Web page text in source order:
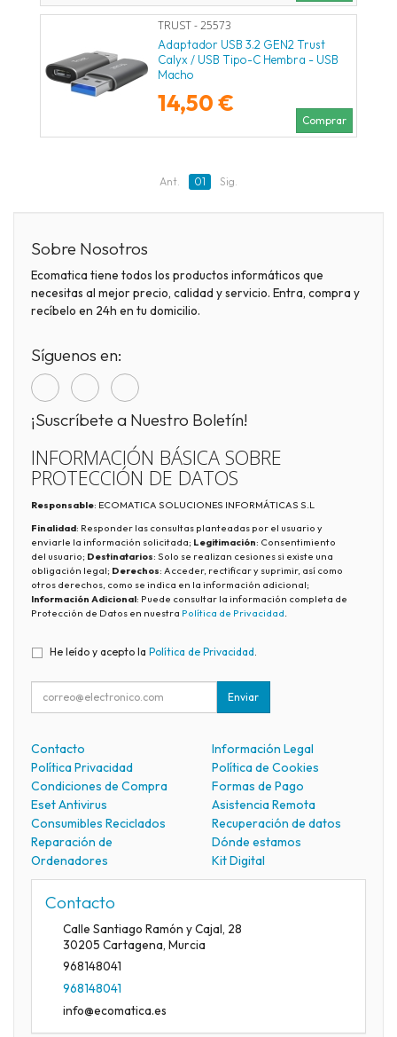
TRUST - 25573
Adaptador USB 3.2 GEN2 Trust
Calyx / USB Tipo-C Hembra - USB
Macho
14,50 €
Comprar
Ant. 01 Sig.
Sobre Nosotros
Ecomatica tiene todos los productos informáticos que
necesitas al mejor precio, calidad y servicio. Entra, compra y
recíbelo en 24h en tu domicilio.
Síguenos en:
¡Suscríbete a Nuestro Boletín!
INFORMACIÓN BÁSICA SOBRE
PROTECCIÓN DE DATOS
Responsable: ECOMATICA SOLUCIONES INFORMÁTICAS S.L
Finalidad: Responder las consultas planteadas por el usuario y
enviarle la información solicitada; Legitimación: Consentimiento
del usuario; Destinatarios: Solo se realizan cesiones si existe una
obligación legal; Derechos: Acceder, rectificar y suprimir, así como
otros derechos, como se indica en la información adicional;
Información Adicional: Puede consultar la información completa de
Protección de Datos en nuestra Política de Privacidad.
He leído y acepto la Política de Privacidad
Enviar
Contacto
Información Legal
Política Privacidad
Política de Cookies
Condiciones de Compra
Formas de Pago
Eset Antivirus
Asistencia Remota
Consumibles Reciclados
Recuperación de datos
Reparación de
Ordenadores
Dónde estamos
Kit Digital
Contacto
Calle Santiago Ramón y Cajal, 28
30205 Cartagena, Murcia
968148041
968148041
info@ecomatica.es